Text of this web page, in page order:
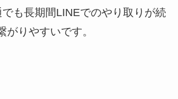
も長期間LINEでのやり取りが続
がりやすいです。